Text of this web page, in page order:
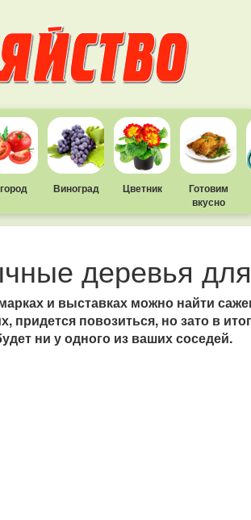
Виноград Цветник
Готовим
вкусно
деревья
и выставках можно найти
придется повозиться, но зато в
ни у одного из ваших соседей.